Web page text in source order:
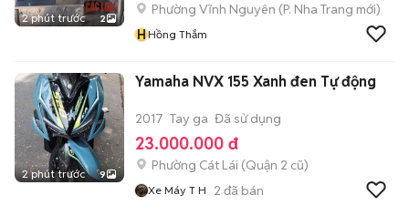
2 phút trước 2
Phường Vĩnh Nguyên (P. Nha Trang mới)
HHồng Thắm
2 phút trước 9
Yamaha NVX 155 Xanh đen Tự động
2017 Tay ga Đã sử dụng
23.000.000 đ
Phường Cát Lái (Quận 2 cũ)
Xe Máy T H 2 đã bán